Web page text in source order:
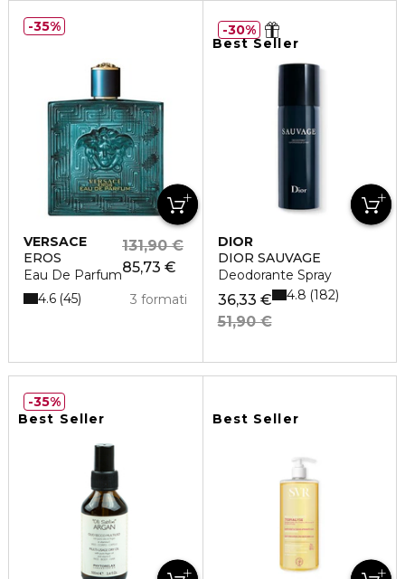
VERSACE
EROS
Eau De Parfum85,73 €
131,90 €
3 formati
4.6 45
35%
Best Seller
DIOR
DIOR SAUVAGE
Deodorante Spray
36,33 €
51,90 €
4.8 182
30%
Best Seller
35%
Best Seller